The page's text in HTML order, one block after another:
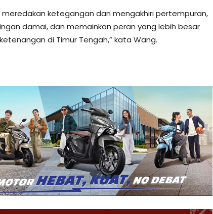
meredakan ketegangan dan mengakhiri pertempuran,
damai, dan memainkan peran yang lebih besar
di Timur Tengah,” kata Wang.